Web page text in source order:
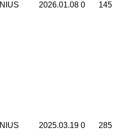
NIUS 2026.01.08 0 145
NIUS 2025.03.19 0 285